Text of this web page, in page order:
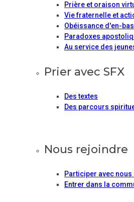
Prière et oraison
Vie fraternelle et
Obéissance d'en-bas
Paradoxes
Au service des
Prier avec SFX
Des textes
Des parcours
Nous rejoindre
Participer avec
Entrer dans la